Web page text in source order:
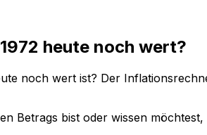
1972 heute noch wert?
noch wert ist? Der
Betrags bist oder wissen